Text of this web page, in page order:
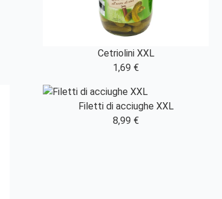
Cetriolini XXL
1,69 €
Filetti di acciughe XXL
8,99 €